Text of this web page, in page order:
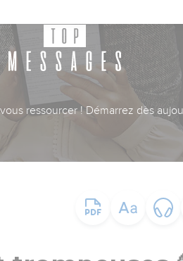
ressourcer ! Démarrez dès